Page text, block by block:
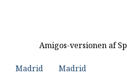
Amigos-versionen af
Madrid Madrid